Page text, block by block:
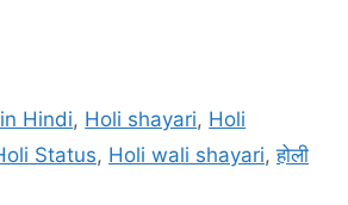
Hindi, Holi shayari, Holi
Status, Holi wali shayari,होली